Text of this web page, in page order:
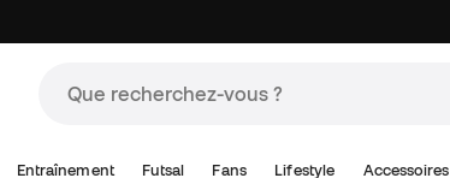
Entraînement Futsal Fans Lifestyle Accessoires